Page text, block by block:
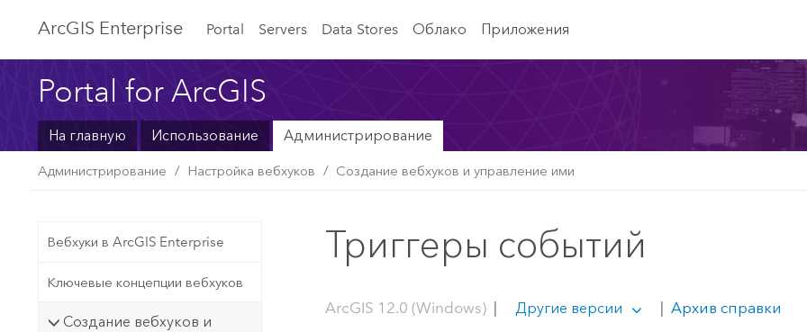
ArcGIS Enterprise Portal Servers Data Stores Облако Приложения
Portal for ArcGIS
На главную Использование Администрирование
Администрирование Настройка вебхуков Создание вебхуков и управление ими
Вебхуки в ArcGIS Enterprise
Ключевые концепции вебхуков
Создание вебхуков и
Триггеры событий
ArcGIS 12.0 (Windows) | Другие версии | Архив справки